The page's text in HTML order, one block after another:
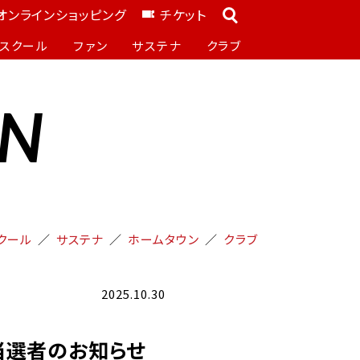
ンラインショッピング チケット
クール ファン サステナ クラブ
ール サステナ ホームタウン クラブ
2025.10.30
選者のお知らせ